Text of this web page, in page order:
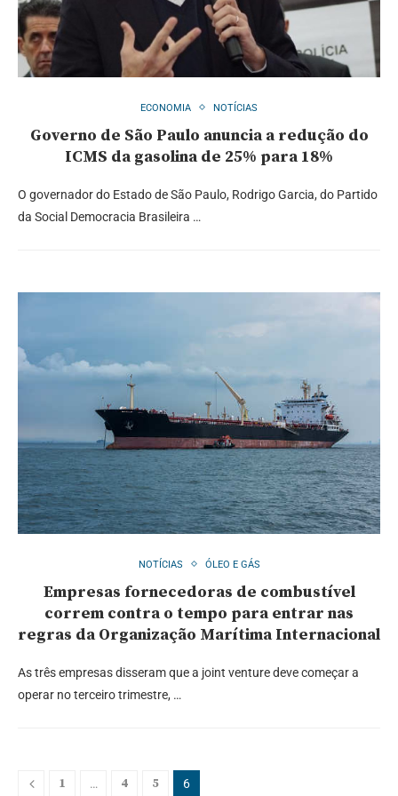
ECONOMIA NOTÍCIAS
Governo de São Paulo anuncia a redução do
ICMS da gasolina de 25% para 18%
O governador do Estado de São Paulo, Rodrigo Garcia, do Partido
da Social Democracia Brasileira …
NOTÍCIAS ÓLEO E GÁS
Empresas fornecedoras de combustível
correm contra o tempo para entrar nas
regras da Organização Marítima Internacional
As três empresas disseram que a joint venture deve começar a
operar no terceiro trimestre, …
1 … 4 5 6